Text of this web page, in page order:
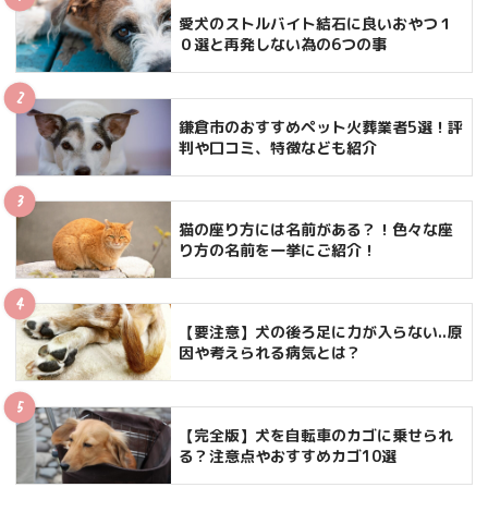
愛犬のストルバイト結石に良いおやつ１
０選と再発しない為の6つの事
鎌倉市のおすすめペット火葬業者5選！評
判や口コミ、特徴なども紹介
猫の座り方には名前がある？！色々な座
り方の名前を一挙にご紹介！
【要注意】犬の後ろ足に力が入らない..原
因や考えられる病気とは？
【完全版】犬を自転車のカゴに乗せられ
る？注意点やおすすめカゴ10選